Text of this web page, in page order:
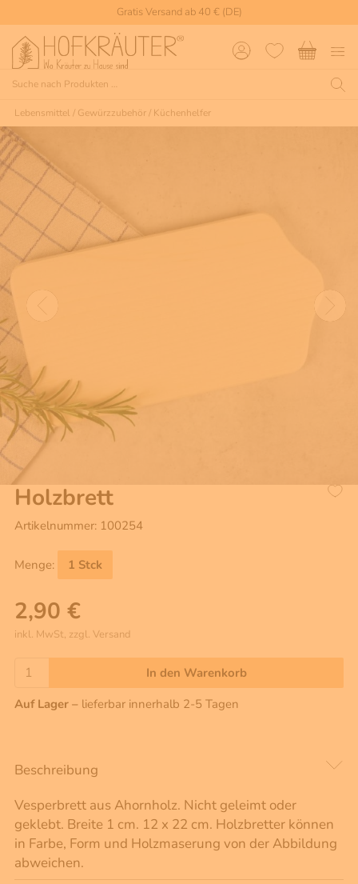
Gratis Versand ab 40 € (DE)
Lebensmittel / Gewürzzubehör/ Küchenhelfer
Holzbrett
Artikelnummer: 100254
Menge: 1 Stck
2,90 €
inkl. MwSt, zzgl. Versand
In den Warenkorb
Auf Lager – lieferbar innerhalb 2-5 Tagen
Beschreibung
Vesperbrett aus Ahornholz. Nicht geleimt oder
geklebt. Breite 1 cm. 12 x 22 cm. Holzbretter können
in Farbe, Form und Holzmaserung von der Abbildung
abweichen.